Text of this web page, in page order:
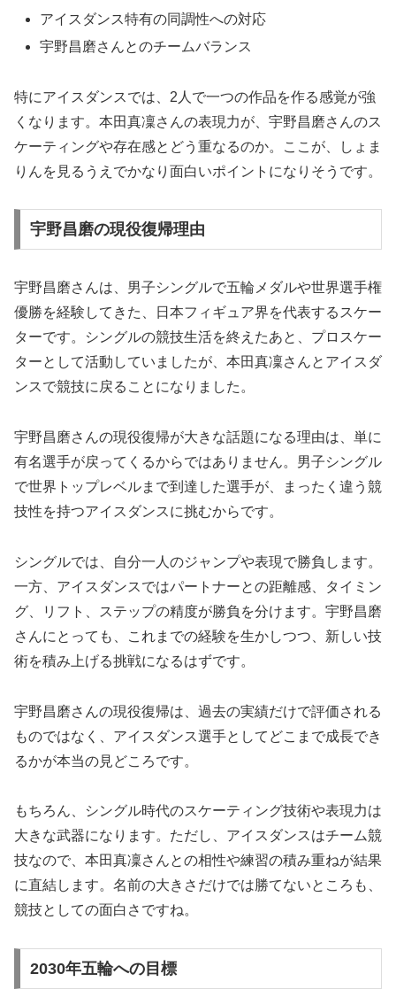
アイスダンス特有の同調性への対応
宇野昌磨さんとのチームバランス
特にアイスダンスでは、2人で一つの作品を作る感覚が強
くなります。本田真凜さんの表現力が、宇野昌磨さんのス
ケーティングや存在感とどう重なるのか。ここが、しょま
りんを見るうえでかなり面白いポイントになりそうです。
宇野昌磨の現役復帰理由
宇野昌磨さんは、男子シングルで五輪メダルや世界選手権
優勝を経験してきた、日本フィギュア界を代表するスケー
ターです。シングルの競技生活を終えたあと、プロスケー
ターとして活動していましたが、本田真凜さんとアイスダ
ンスで競技に戻ることになりました。
宇野昌磨さんの現役復帰が大きな話題になる理由は、単に
有名選手が戻ってくるからではありません。男子シングル
で世界トップレベルまで到達した選手が、まったく違う競
技性を持つアイスダンスに挑むからです。
シングルでは、自分一人のジャンプや表現で勝負します。
一方、アイスダンスではパートナーとの距離感、タイミン
グ、リフト、ステップの精度が勝負を分けます。宇野昌磨
さんにとっても、これまでの経験を生かしつつ、新しい技
術を積み上げる挑戦になるはずです。
宇野昌磨さんの現役復帰は、過去の実績だけで評価される
ものではなく、アイスダンス選手としてどこまで成長でき
るかが本当の見どころです。
もちろん、シングル時代のスケーティング技術や表現力は
大きな武器になります。ただし、アイスダンスはチーム競
技なので、本田真凜さんとの相性や練習の積み重ねが結果
に直結します。名前の大きさだけでは勝てないところも、
競技としての面白さですね。
2030年五輪への目標